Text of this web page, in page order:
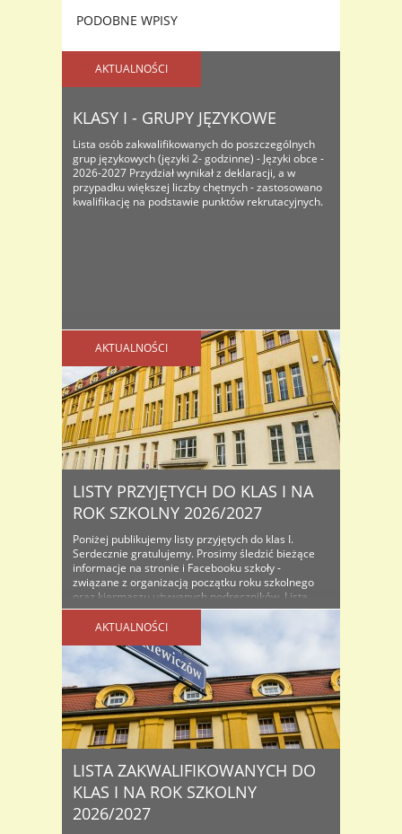
PODOBNE WPISY
AKTUALNOŚCI
KLASY I - GRUPY JĘZYKOWE
Lista osób zakwalifikowanych do poszczególnych
grup językowych (języki 2- godzinne) - Języki obce -
2026-2027 Przydział wynikał z deklaracji, a w
przypadku większej liczby chętnych - zastosowano
kwalifikację na podstawie punktów rekrutacyjnych.
AKTUALNOŚCI
LISTY PRZYJĘTYCH DO KLAS I NA
ROK SZKOLNY 2026/2027
Poniżej publikujemy listy przyjętych do klas I.
Serdecznie gratulujemy. Prosimy śledzić bieżące
informacje na stronie i Facebooku szkoły -
związane z organizacją początku roku szkolnego
oraz kiermaszu używanych podręczników. Lista
osób przyjętych do klas I na rok szkolny...
AKTUALNOŚCI
LISTA ZAKWALIFIKOWANYCH DO
KLAS I NA ROK SZKOLNY
2026/2027